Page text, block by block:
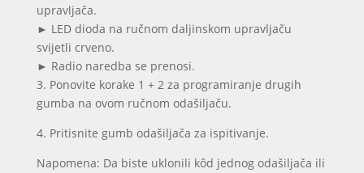
upravljača.
► LED dioda na ručnom daljinskom upravljaču
svijetli crveno.
► Radio naredba se prenosi.
3. Ponovite korake 1 + 2 za programiranje drugih
gumba na ovom ručnom odašiljaču.
4. Pritisnite gumb odašiljača za ispitivanje.
Napomena: Da biste uklonili kôd jednog odašiljača ili